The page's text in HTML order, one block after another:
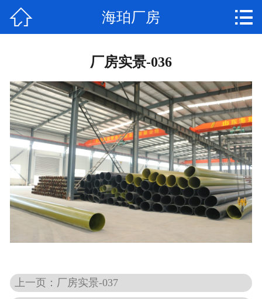
工程案例
荣誉资质
新闻中心
工厂实景
 海珀厂房 
厂房实景-036
上一页：厂房实景-037